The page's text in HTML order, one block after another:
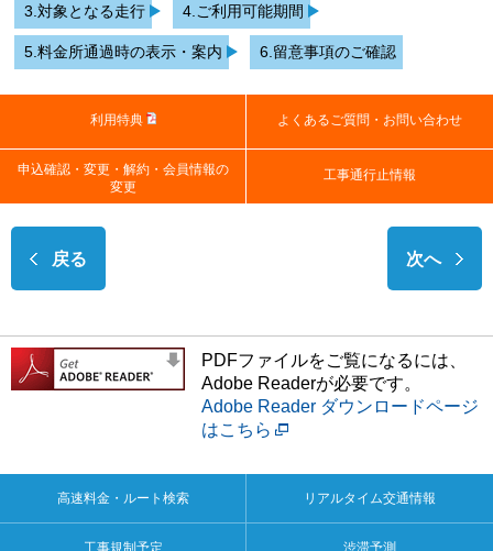
3.対象となる走行 4.ご利用可能期間
5.料金所通過時の表示・案内 6.留意事項のご確認
利用特典 よくあるご質問・お問い合わせ
申込確認・変更・解約・会員情報の
変更
工事通行止情報
戻る 次へ
PDFファイルをご覧になるには、
Adobe Readerが必要です。
Adobe Reader ダウンロードページ
はこちら
高速料金・ルート検索 リアルタイム交通情報
工事規制予定 渋滞予測